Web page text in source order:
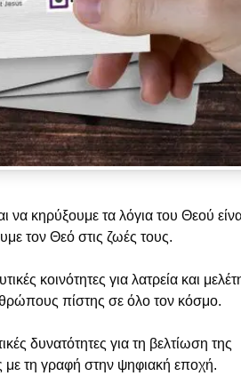
να κηρύξουμε τα λόγια του Θεού
τον Θεό στις ζωές τους.
κοινότητες για λατρεία και
πίστης σε όλο τον κόσμο.
δυνατότητες για τη βελτίωση της
με τη γραφή στην ψηφιακή εποχή.